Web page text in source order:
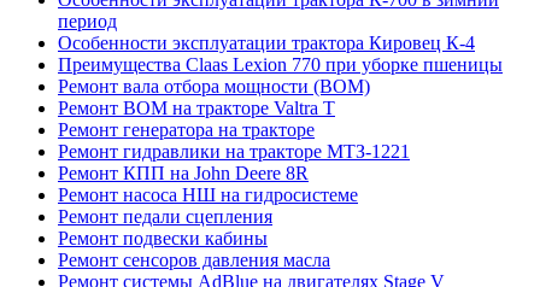
период
Особенности эксплуатации трактора Кировец К-4
Преимущества Claas Lexion 770 при уборке пшеницы
Ремонт вала отбора мощности (ВОМ)
Ремонт ВОМ на тракторе Valtra T
Ремонт генератора на тракторе
Ремонт гидравлики на тракторе МТЗ-1221
Ремонт КПП на John Deere 8R
Ремонт насоса НШ на гидросистеме
Ремонт педали сцепления
Ремонт подвески кабины
Ремонт сенсоров давления масла
Ремонт системы AdBlue на двигателях Stage V